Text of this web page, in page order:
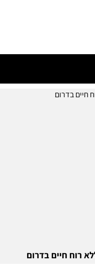
רוח חיים בדרום